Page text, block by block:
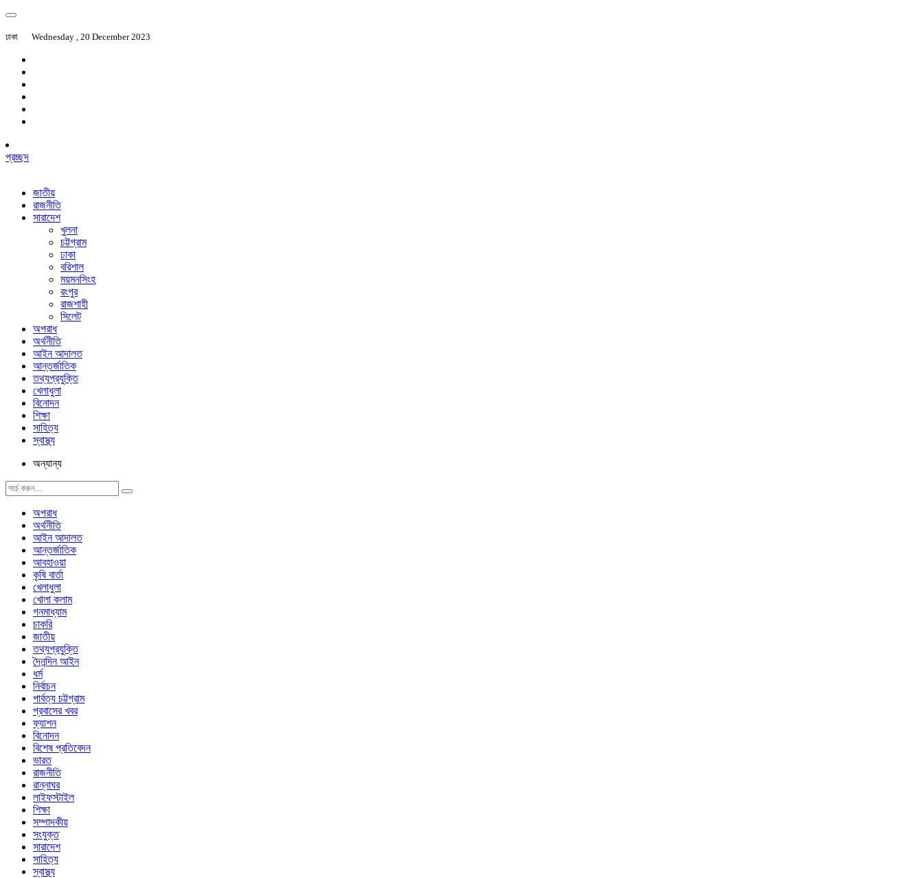
ঢাকা Wednesday , 20 December 2023
প্রচ্ছদ
জাতীয়
রাজনীতি
সারাদেশ
খুলনা
চট্টগ্রাম
ঢাকা
বরিশাল
ময়মনসিংহ
রংপুর
রাজশাহী
সিলেট
অপরাধ
অর্থনীতি
আইন আদালত
আন্তর্জাতিক
তথ্যপ্রযুক্তি
খেলাধুলা
বিনোদন
শিক্ষা
সাহিত্য
স্বাস্থ্য
অন্যান্য
অপরাধ
অর্থনীতি
আইন আদালত
আন্তর্জাতিক
আবহাওয়া
কৃষি বার্তা
খেলাধুলা
খোলা কলাম
গনমাধ্যাম
চাকরি
জাতীয়
তথ্যপ্রযুক্তি
দৈনন্দিন আইন
ধর্ম
নির্বাচন
পার্বত্য চট্টগ্রাম
প্রবাসের খবর
ফ্যাশন
বিনোদন
বিশেষ প্রতিবেদন
ভারত
রাজনীতি
রান্নাঘর
লাইফস্টাইল
শিক্ষা
সম্পাদকীয়
সংযুক্ত
সারাদেশ
সাহিত্য
স্বাস্থ্য